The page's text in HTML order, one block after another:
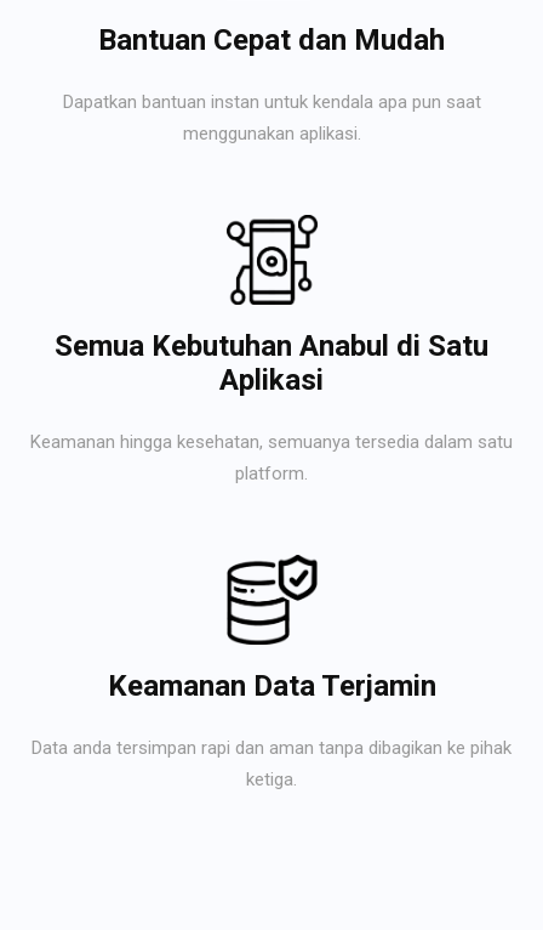
Bantuan Cepat dan Mudah
Dapatkan bantuan instan untuk kendala apa pun saat
menggunakan aplikasi.
Semua Kebutuhan Anabul di Satu
Aplikasi
Keamanan hingga kesehatan, semuanya tersedia dalam satu
platform.
Keamanan Data Terjamin
Data anda tersimpan rapi dan aman tanpa dibagikan ke pihak
ketiga.